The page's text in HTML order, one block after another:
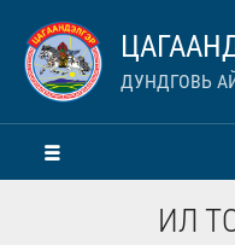
ДУНДГОВЬ
ИЛ